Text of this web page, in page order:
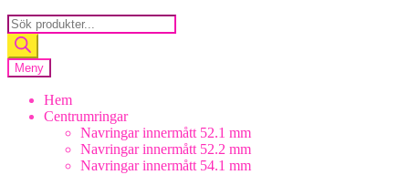
Products
search
Meny
Hem
Centrumringar
Navringar innermått 52.1 mm
Navringar innermått 52.2 mm
Navringar innermått 54.1 mm